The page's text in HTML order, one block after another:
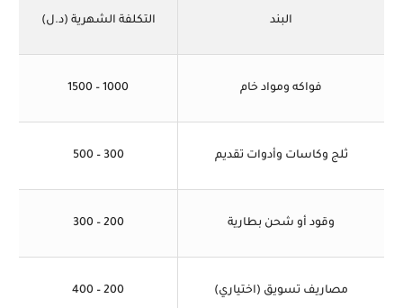
البند التكلفة الشهرية (د.ل)
فواكه ومواد خام 1000 – 1500
ثلج وكاسات وأدوات تقديم 300 – 500
وقود أو شحن بطارية 200 – 300
مصاريف تسويق (اختياري) 200 – 400